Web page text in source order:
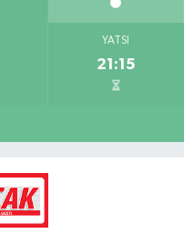
YATSI
21:15